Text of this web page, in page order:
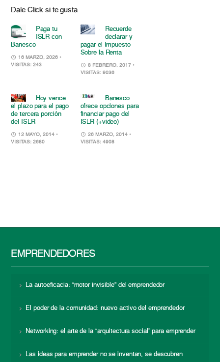
Dale Click si te gusta
Paga tu
ISLR con
Banesco
16 MARZO, 2026 •
VISITAS: 243
Recuerde
declarar y
pagar el Impuesto
Sobre la Renta
8 FEBRERO, 2017 •
VISITAS: 9036
Hoy vence
el plazo para el pago
de tercera porción
del ISLR
12 MAYO, 2014 •
VISITAS: 2680
Banesco
ofrece opciones para
financiar pago del
ISLR (+video)
26 MARZO, 2014 •
VISITAS: 4908
EMPRENDEDORES
La autoeficacia: “motor invisible” del emprendedor
El poder de la comunidad: nuevo activo del emprendedor
Networking: el arte de la “arquitectura social” para emprender
Las ideas para emprender no se inventan, se descubren